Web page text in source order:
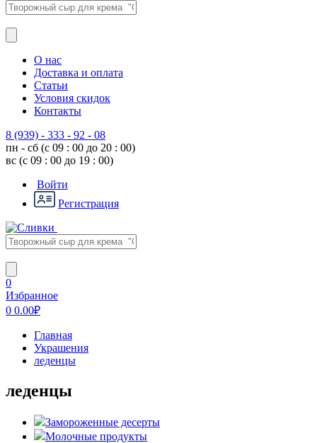
О нас
Доставка и оплата
Статьи
Условия скидок
Контакты
8 (939) - 333 - 92 - 08
пн - сб (с 09 : 00 до 20 : 00)
вс (с 09 : 00 до 19 : 00)
Войти
Регистрация
0
Избранное
0 0.00₽
Главная
Украшения
леденцы
леденцы
Замороженные десерты
Молочные продукты